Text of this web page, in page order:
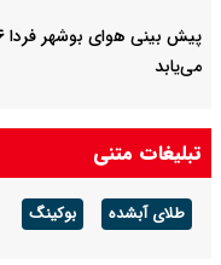
می‌یابد
تبلیغات متنی
طلای آبشده بوکینگ